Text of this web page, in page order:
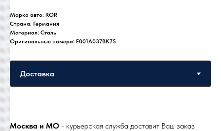
Марка авто: ROR
Страна: Германия
Материал: Сталь
Оригинальные номера: F001A037BK75
Москва и МО - курьерская служба доставит Ваш заказ